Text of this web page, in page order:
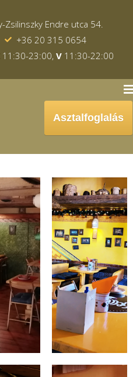
Zsilinszky Endre utca 54.
+36 20 315 0654
11:30-23:00, V11:30-22:00
Asztalfoglalás